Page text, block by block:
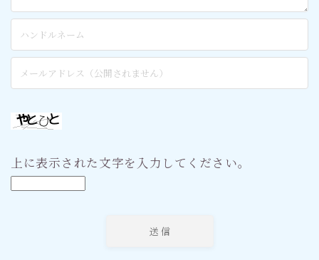
上に表示された文字を入力してください。